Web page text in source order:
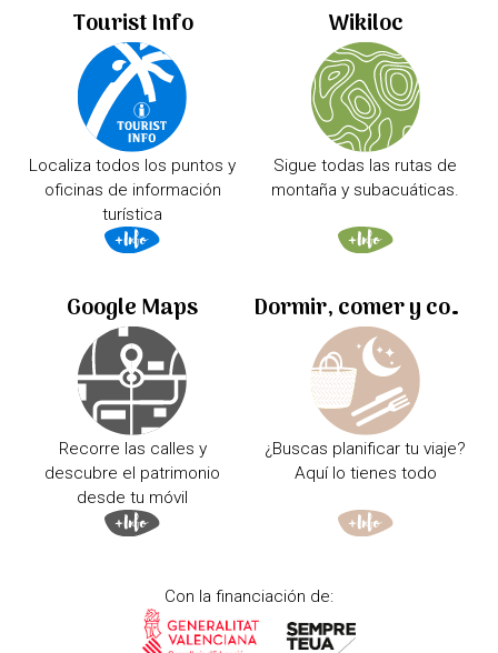
Tourist Info
Localiza todos los puntos y
oficinas de información
turística
Wikiloc
Sigue todas las rutas de
montaña y subacuáticas.
Google Maps
Recorre las calles y
descubre el patrimonio
desde tu móvil
Dormir, comer y comprar
¿Buscas planificar tu viaje?
Aquí lo tienes todo
Con la financiación de: